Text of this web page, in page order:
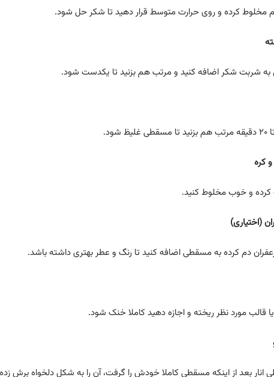
مخلوط کرده و روی حرارت متوسط قرار دهید تا شکر حل شود.
به شربت شکر اضافه کنید و مرتب هم بزنید تا یکدست شود.
کره
کرده و خوب مخلوط کنید.
(اختیاری)
زعفران دم کرده به مسقطی اضافه کنید تا رنگ و عطر بهتری داشته باشد.
مورد نظر ریخته و اجازه دهید کاملا خنک شود.
انار بعد از اینکه مسقطی کاملا خودش را گرفت، آن را به شکل دلخواه برش